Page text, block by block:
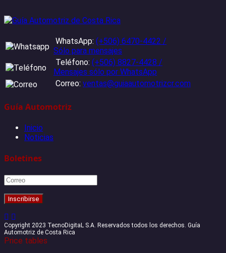
WhatsApp: (+506) 6470-4422 /
Sólo para mensajes
Teléfono: (+506) 8827-4428 /
Mensajes sólo por WhatsApp
Correo: ventas@guiaautomotrizcr.com
Guía Automotriz
Inicio
Noticias
Boletines
Copyright 2023 TecnoDigitaL S.A. Reservados todos los derechos. Guía
Automotriz de Costa Rica
Price tables